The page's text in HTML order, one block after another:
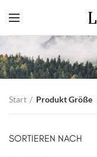
Start Produkt Größe
SORTIEREN NACH